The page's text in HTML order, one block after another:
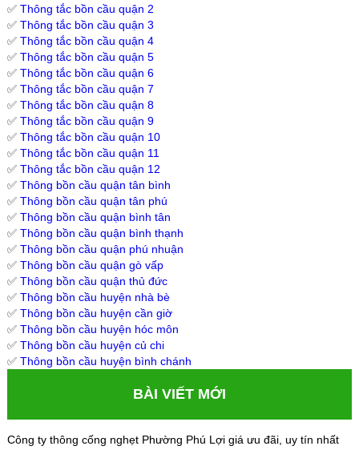
✅ Thông tắc bồn cầu quận 2
✅ Thông tắc bồn cầu quận 3
✅ Thông tắc bồn cầu quận 4
✅ Thông tắc bồn cầu quận 5
✅ Thông tắc bồn cầu quận 6
✅ Thông tắc bồn cầu quận 7
✅ Thông tắc bồn cầu quận 8
✅ Thông tắc bồn cầu quận 9
✅ Thông tắc bồn cầu quận 10
✅ Thông tắc bồn cầu quận 11
✅ Thông tắc bồn cầu quận 12
✅ Thông bồn cầu quận tân bình
✅ Thông bồn cầu quận tân phú
✅ Thông bồn cầu quận bình tân
✅ Thông bồn cầu quận bình thạnh
✅ Thông bồn cầu quận phú nhuận
✅ Thông bồn cầu quận gò vấp
✅ Thông bồn cầu quận thủ đức
✅ Thông bồn cầu huyện nhà bè
✅ Thông bồn cầu huyện cần giờ
✅ Thông bồn cầu huyện hóc môn
✅ Thông bồn cầu huyện củ chi
✅ Thông bồn cầu huyện bình chánh
BÀI VIẾT MỚI
Công ty thông cống nghẹt Phường Phú Lợi giá ưu đãi, uy tín nhất